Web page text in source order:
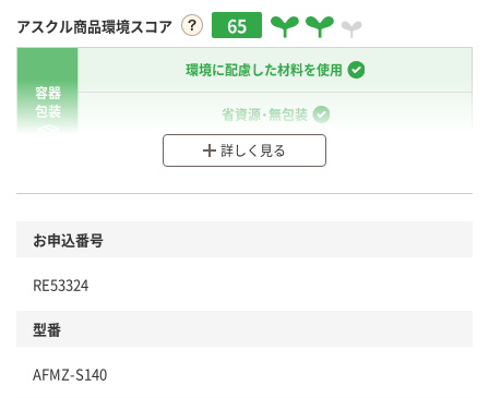
アスクル商品環境スコア 65
容器
包装
環境に配慮した材料を使用
省資源・無包装
分別・リサイクルしやすい設計
商品
詳しく見る
お申込番号
RE53324
型番
AFMZ-S140